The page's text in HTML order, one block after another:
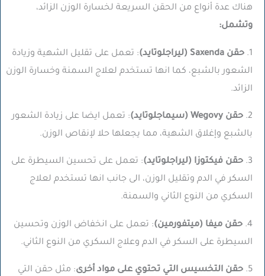
هناك عدة أنواع من الحقن السريعة لخسارة الوزن الزائد،
وتشمل:
1. حقن Saxenda (ليراجلوتايد)
: تعمل على تقليل الشهية وزيادة
الشعور بالشبع، كما انها تستخدم لعلاج السمنة وخسارة الوزن
الزائد.
2. حقن Wegovy (سيماجلوتايد)
: تعمل ايضا على زيادة الشعور
بالشبع وإغلاق الشهية، مما يجعلها حلا لإنقاص الوزن.
3. حقن فيكتوزا (ليراجلوتايد): تعمل على تحسين السيطرة على
السكر في الدم وتقليل الوزن، الى جانب انها تستخدم لعلاج
السكري من النوع الثاني والسمنة.
4. حقن ميفا (ميتفورمين): تعمل على انخفاض الوزن وتحسين
السيطرة على السكر في الدم وعلاج السكري من النوع الثاني.
5. حقن التخسيس التي تحتوي على مواد أخرى: مثل حقن التي